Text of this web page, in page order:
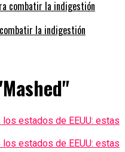
la indigestión